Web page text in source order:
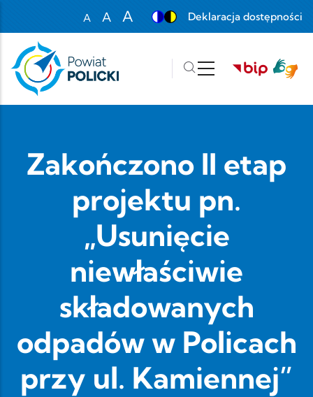
A
Set font size to 100%
A
A
Deklaracja dostępności
Zakończono II etap
projektu pn.
„Usunięcie
niewłaściwie
składowanych
odpadów w Policach
przy ul. Kamiennej”